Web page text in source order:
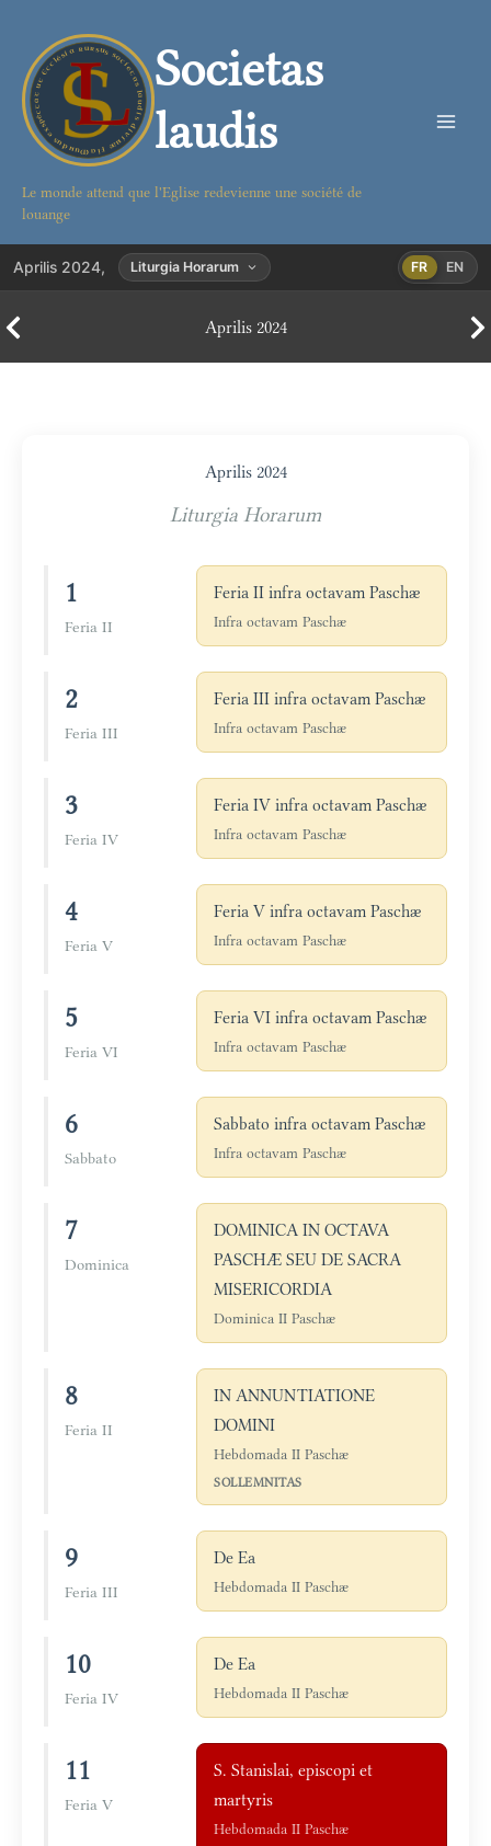
contenu
Societas
laudis
Le monde attend que l'Eglise redevienne une société de
louange
Aprilis 2024, Liturgia Horarum FR EN
Aprilis 2024
Aprilis 2024
Liturgia Horarum
1
Feria II
Feria II infra octavam Paschæ
Infra octavam Paschæ
2
Feria III
Feria III infra octavam Paschæ
Infra octavam Paschæ
3
Feria IV
Feria IV infra octavam Paschæ
Infra octavam Paschæ
4
Feria V
Feria V infra octavam Paschæ
Infra octavam Paschæ
5
Feria VI
Feria VI infra octavam Paschæ
Infra octavam Paschæ
6
Sabbato
Sabbato infra octavam Paschæ
Infra octavam Paschæ
7
Dominica
DOMINICA IN OCTAVA
PASCHÆ SEU DE SACRA
MISERICORDIA
Dominica II Paschæ
8
Feria II
IN ANNUNTIATIONE
DOMINI
Hebdomada II Paschæ
SOLLEMNITAS
9
Feria III
De Ea
Hebdomada II Paschæ
10
Feria IV
De Ea
Hebdomada II Paschæ
11
Feria V
S. Stanislai, episcopi et
martyris
Hebdomada II Paschæ